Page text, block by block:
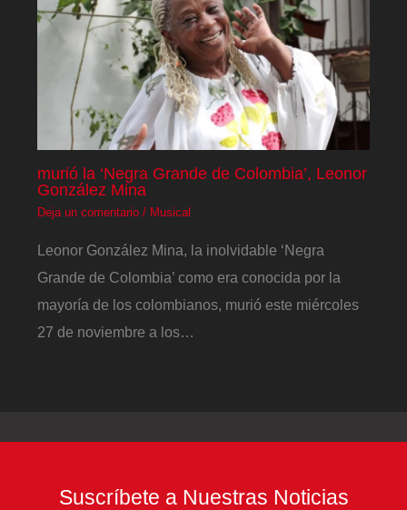
murió la ‘Negra Grande de Colombia’, Leonor
González Mina
Deja un comentario / Musical
Leonor González Mina, la inolvidable ‘Negra
Grande de Colombia’ como era conocida por la
mayoría de los colombianos, murió este miércoles
27 de noviembre a los…
Suscríbete a Nuestras Noticias